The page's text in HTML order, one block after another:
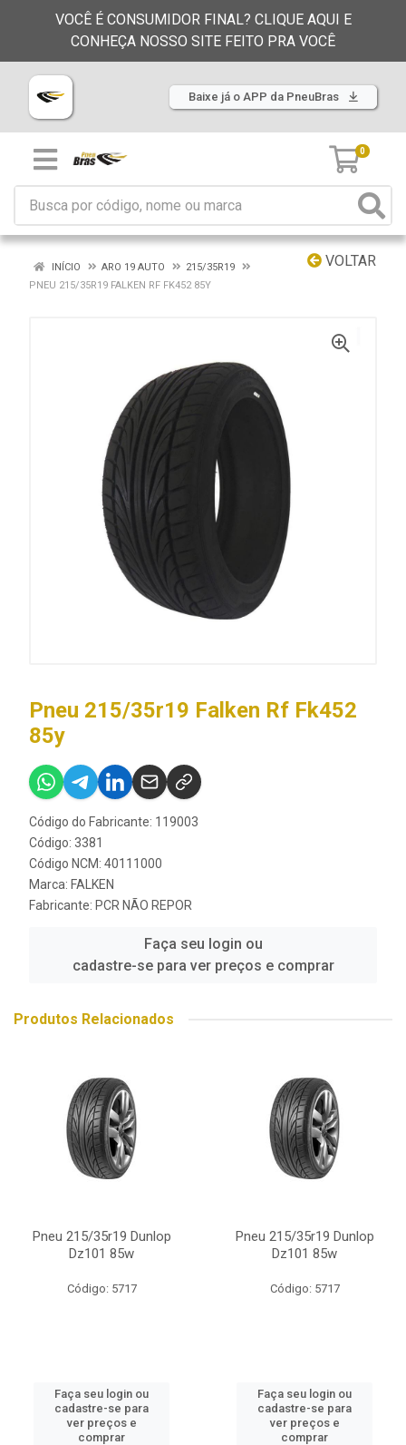
VOCÊ É CONSUMIDOR FINAL? CLIQUE AQUI E
CONHEÇA NOSSO SITE FEITO PRA VOCÊ
Baixe já o APP da PneuBras
0
VOLTAR
INÍCIO ARO 19 AUTO
215/35R19
PNEU 215/35R19 FALKEN RF FK452 85Y
Pneu 215/35r19 Falken Rf Fk452
85y
Código do Fabricante: 119003
Código: 3381
Código NCM: 40111000
Marca: FALKEN
Fabricante: PCR NÃO REPOR
Faça seu login ou
cadastre-se para ver preços e comprar
Produtos Relacionados
Pneu 215/35r19 Dunlop
Dz101 85w
Código: 5717
Faça seu login ou
cadastre-se para
ver preços e
comprar
Pneu 215/35r19 Dunlop
Dz101 85w
Código: 5717
Faça seu login ou
cadastre-se para
ver preços e
comprar